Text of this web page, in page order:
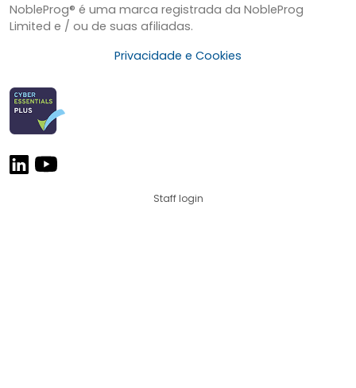
NobleProg® é uma marca registrada da NobleProg
Limited e / ou de suas afiliadas.
Privacidade e Cookies
Staff login